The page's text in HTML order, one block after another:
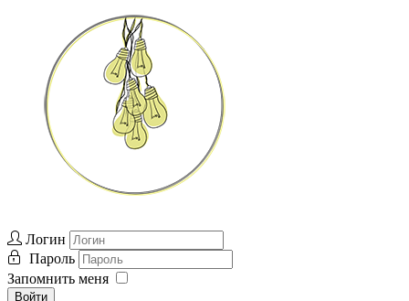
Логин
Пароль
Запомнить меня
Войти